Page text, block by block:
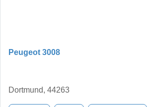
Peugeot 3008
Dortmund, 44263